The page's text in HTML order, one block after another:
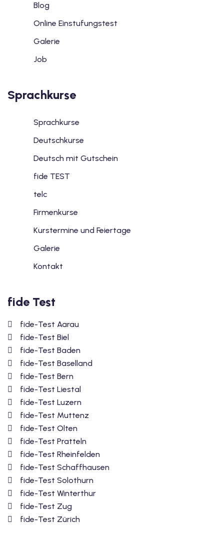
Blog
Online Einstufungstest
Galerie
Job
Sprachkurse
Sprachkurse
Deutschkurse
Deutsch mit Gutschein
fide TEST
telc
Firmenkurse
Kurstermine und Feiertage
Galerie
Kontakt
fide Test
fide-Test Aarau
fide-Test Biel
fide-Test Baden
fide-Test Baselland
fide-Test Bern
fide-Test Liestal
fide-Test Luzern
fide-Test Muttenz
fide-Test Olten
fide-Test Pratteln
fide-Test Rheinfelden
fide-Test Schaffhausen
fide-Test Solothurn
fide-Test Winterthur
fide-Test Zug
fide-Test Zürich